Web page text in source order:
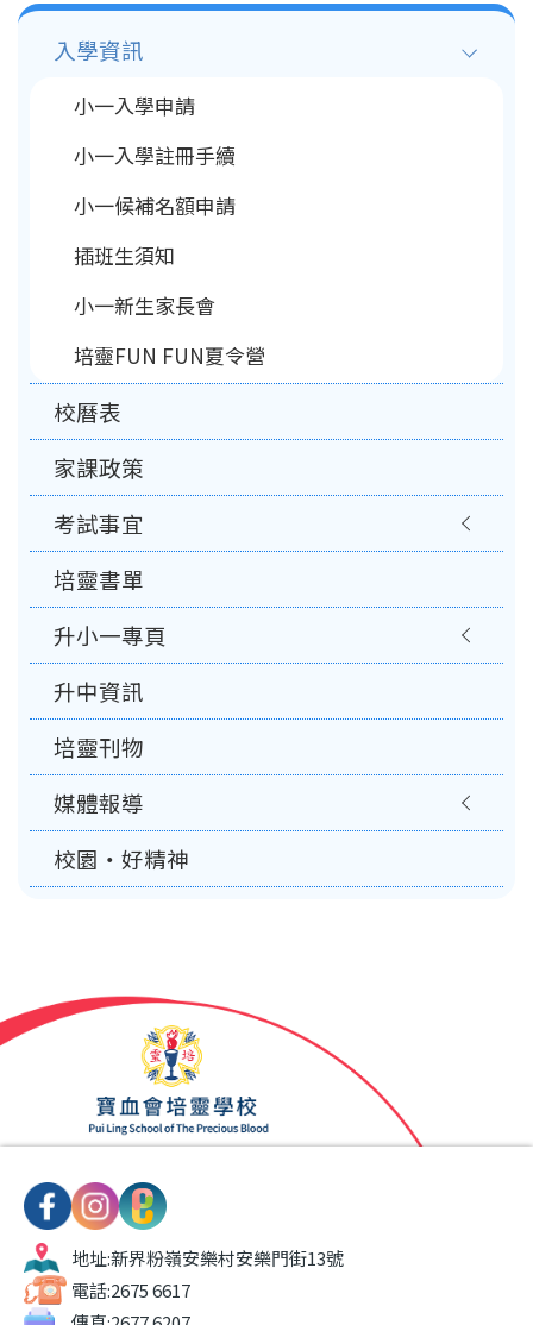
Main
navigation
入學資訊
小一入學申請
小一入學註冊手續
小一候補名額申請
插班生須知
小一新生家長會
培靈FUN FUN夏令營
校曆表
家課政策
考試事宜
培靈書單
升小一專頁
升中資訊
培靈刊物
媒體報導
校園‧好精神
地址:新界粉嶺安樂村安樂門街13號
電話:2675 6617